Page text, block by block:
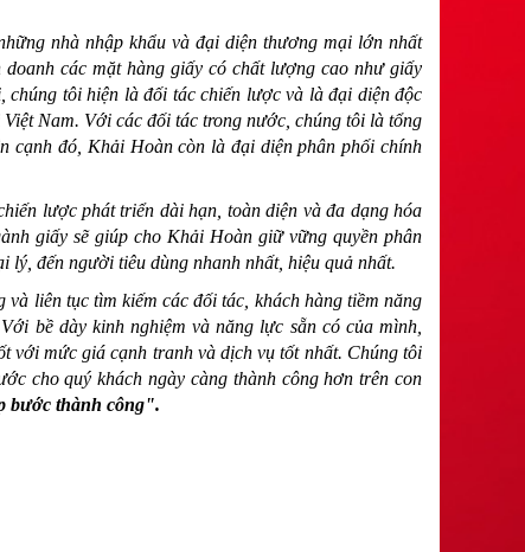
nhà nhập khẩu và đại diện thương mại lớn nhất
các mặt hàng giấy có chất lượng cao như giấy
tôi hiện là đối tác chiến lược và là đại diện độc
Nam. Với các đối tác trong nước, chúng tôi là tổng
cạnh đó, Khải Hoàn còn là đại diện phân phối chính
lược phát triển dài hạn, toàn diện và đa dạng hóa
giấy sẽ giúp cho Khải Hoàn giữ vững quyền phân
lý, đến người tiêu dùng nhanh nhất, hiệu quả nhất.
liên tục tìm kiếm các đối tác, khách hàng tiềm năng
bề dày kinh nghiệm và năng lực sẵn có của mình,
với mức giá cạnh tranh và dịch vụ tốt nhất. Chúng tôi
cho quý khách ngày càng thành công hơn trên con
bước thành công".